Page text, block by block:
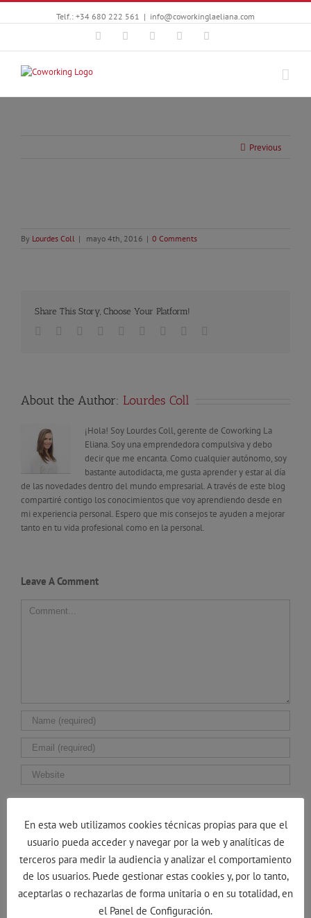
Telf.: +34 680 222 561 | info@coworkinglaeliana.com
FacebookTwitterYouTubeInstagramGoogle+
Previous
By Lourdes Coll | mayo 4th, 2016 | 0 Comments
Share This Story, Choose Your Platform!
Facebook
TwitterLinkedin
Reddit TumblrGoogle+Pinterest
About the Author: Lourdes Coll
¡Hola! Soy Lourdes Coll, gerente de Coworking La
Eliana. Soy una emprendedora compulsiva y debo
decir que me encanta. Como cualquier autónomo, soy
bastante autodidacta, me gusta aprender y estar al día
de las novedades dentro del mundo empresarial. A través de este blog
compartiré contigo los conocimientos que voy aprendiendo desde en
mi experiencia personal. Espero que mis consejos te ayuden a mejorar
tanto en tu vida profesional como en la personal.
Leave A Comment
Comment
este navegador para la próxima vez que comente.
En esta web utilizamos cookies técnicas propias para que el
usuario pueda acceder y navegar por la web y analíticas de
terceros para medir la audiencia y analizar el comportamiento
de los usuarios. Puede gestionar estas cookies y, por lo tanto,
aceptarlas o rechazarlas de forma unitaria o en su totalidad, en
el Panel de Configuración.